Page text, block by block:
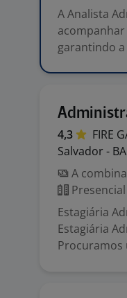
A Analista
garantindo
4,3 FIRE
Salvador - BA
A
Presencial
Estagiária
Estagiária
Procuramos